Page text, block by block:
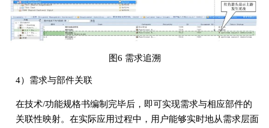
图6 需求追溯
4）需求与部件关联
在技术/功能规格书编制完毕后，即可实现需求与相应部件的
关联性映射。在实际应用过程中，用户能够实时地从需求层面